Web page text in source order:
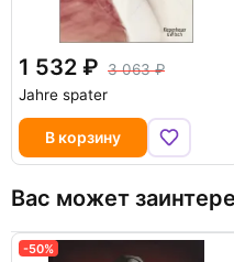
1 532
3 063
Jahre spater
В корзину
Вас может
-50%